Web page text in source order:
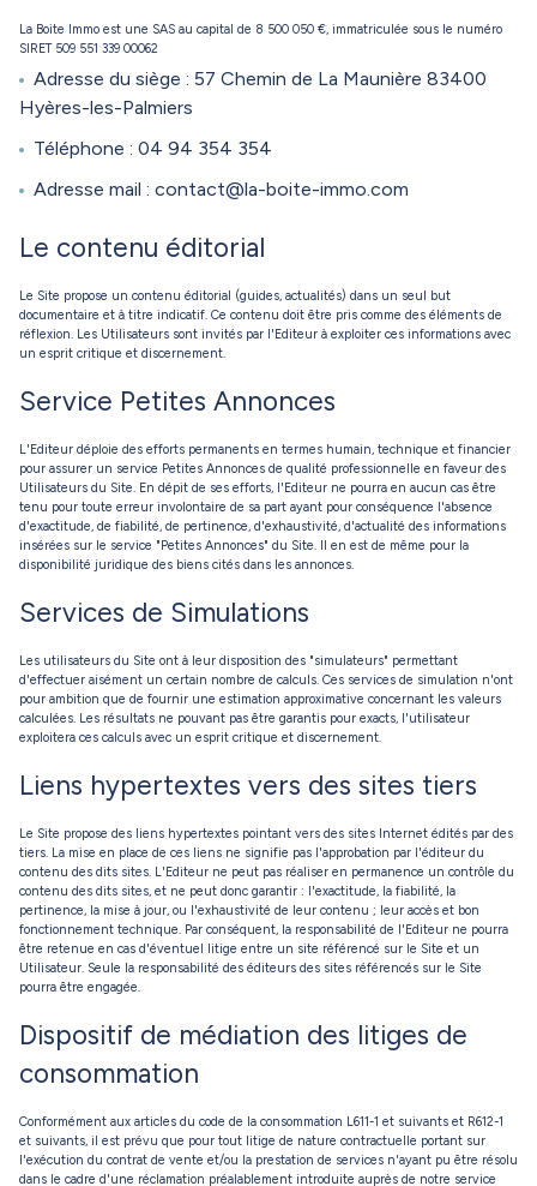
La Boite Immo est une SAS au capital de 8 500 050 €, immatriculée sous le numéro
SIRET 509 551 339 00062
Adresse du siège : 57 Chemin de La Maunière 83400
Hyères-les-Palmiers
Téléphone : 04 94 354 354
Adresse mail : contact@la-boite-immo.com
Le contenu éditorial
Le Site propose un contenu éditorial (guides, actualités) dans un seul but
documentaire et à titre indicatif. Ce contenu doit être pris comme des éléments de
réflexion. Les Utilisateurs sont invités par l'Editeur à exploiter ces informations avec
un esprit critique et discernement.
Service Petites Annonces
L'Editeur déploie des efforts permanents en termes humain, technique et financier
pour assurer un service Petites Annonces de qualité professionnelle en faveur des
Utilisateurs du Site. En dépit de ses efforts, l'Editeur ne pourra en aucun cas être
tenu pour toute erreur involontaire de sa part ayant pour conséquence l'absence
d'exactitude, de fiabilité, de pertinence, d'exhaustivité, d'actualité des informations
insérées sur le service "Petites Annonces" du Site. Il en est de même pour la
disponibilité juridique des biens cités dans les annonces.
Services de Simulations
Les utilisateurs du Site ont à leur disposition des "simulateurs" permettant
d'effectuer aisément un certain nombre de calculs. Ces services de simulation n'ont
pour ambition que de fournir une estimation approximative concernant les valeurs
calculées. Les résultats ne pouvant pas être garantis pour exacts, l'utilisateur
exploitera ces calculs avec un esprit critique et discernement.
Liens hypertextes vers des sites tiers
Le Site propose des liens hypertextes pointant vers des sites Internet édités par des
tiers. La mise en place de ces liens ne signifie pas l'approbation par l'éditeur du
contenu des dits sites. L'Editeur ne peut pas réaliser en permanence un contrôle du
contenu des dits sites, et ne peut donc garantir : l'exactitude, la fiabilité, la
pertinence, la mise à jour, ou l'exhaustivité de leur contenu ; leur accès et bon
fonctionnement technique. Par conséquent, la responsabilité de l'Editeur ne pourra
être retenue en cas d'éventuel litige entre un site référencé sur le Site et un
Utilisateur. Seule la responsabilité des éditeurs des sites référencés sur le Site
pourra être engagée.
Dispositif de médiation des litiges de
consommation
Conformément aux articles du code de la consommation L611-1 et suivants et R612-1
et suivants, il est prévu que pour tout litige de nature contractuelle portant sur
l'exécution du contrat de vente et/ou la prestation de services n'ayant pu être résolu
dans le cadre d'une réclamation préalablement introduite auprès de notre service